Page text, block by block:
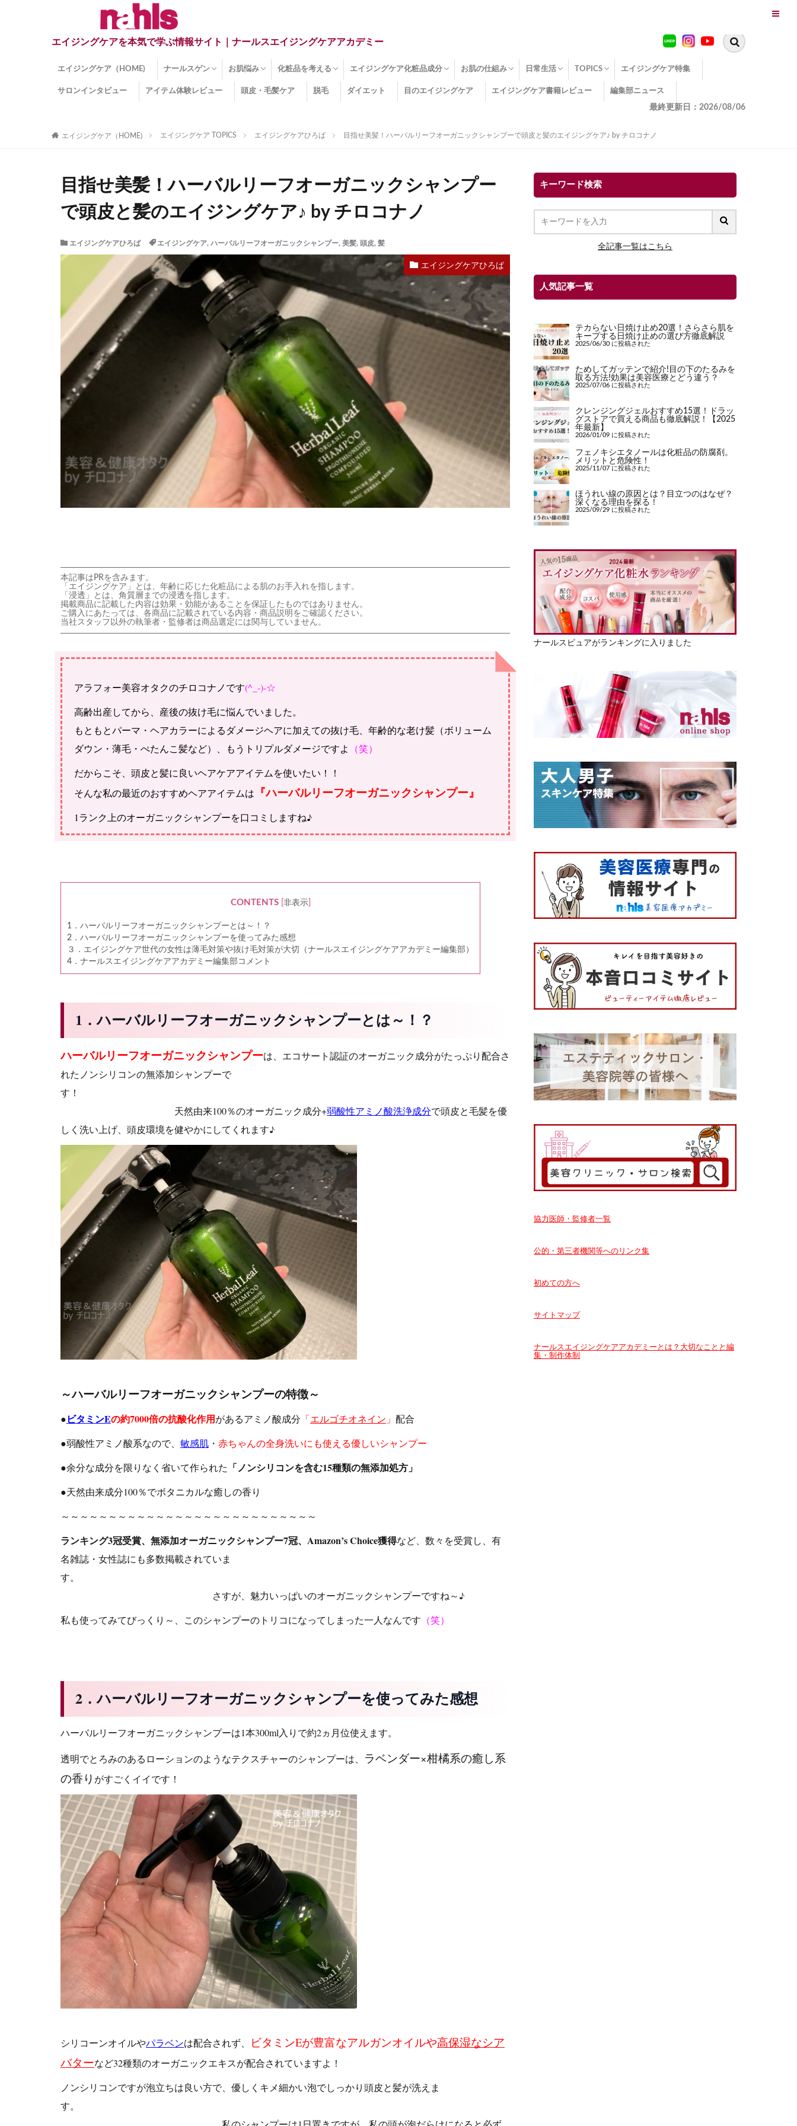
エイジングケアを本気で学ぶ情報サイト｜ナールスエイジングケアアカデミー
エイジングケア（HOME) ナールスゲン
ナールスゲンとは？
ナールスゲン関連成分
お肌悩み
インナードライ肌
くすみ
目の下のクマ
しみ
しわ
顔・頭皮のたるみ
ほうれい線
毛穴
手荒れ
乾燥肌
敏感肌
紫外線ダメージ
薄毛
その他のお肌悩み
化粧品を考える
エイジングケア化粧品
化粧水
美容液
保湿クリーム
酵素洗顔
ハンドクリーム
フェイスマスク
ほうれい線化粧品
コラーゲン化粧品
メイク化粧品
洗顔・クレンジング
オールインワン化粧品
その他の化粧品
エイジングケア化粧品成分
エイジングケア化粧品(成分)
セラミド
ネオダーミル
プロテオグリカン
ビタミンC誘導体
コラーゲン
その他の化粧品成分
お肌の仕組み
エイジング
ターンオーバー
皮下組織
表皮
真皮
表皮常在菌
女性ホルモン
その他
日常生活
糖化
便秘
TOPICS
エイジングケア TOPICS
コラーゲンサプリの効果
エイジングケアクイズ
季節別のエイジングケア
幸福とエイジングケア
温活でアンチエイジング
イオン導入
エイジングケア3つのポイント
エイジングケアセミナー
エイジングケアトピックス
動画でみるエイジングケア
エイジングケア特集
サロンインタビュー アイテム体験レビュー 頭皮・毛髪ケア 脱毛 ダイエット 目のエイジングケア エイジングケア書籍レビュー 編集部ニュース
最終更新日：2026/08/06
エイジングケア（HOME) エイジングケア TOPICS エイジングケアひろば 目指せ美髪！ハーバルリーフオーガニックシャンプーで頭皮と髪のエイジングケア♪ by チロコナノ
目指せ美髪！ハーバルリーフオーガニックシャンプー
で頭皮と髪のエイジングケア♪ by チロコナノ
エイジングケアひろば エイジングケア, ハーバルリーフオーガニックシャンプー, 美髪, 頭皮, 髪
エイジングケアひろば
本記事はPRを含みます。
「エイジングケア」とは、年齢に応じた化粧品による肌のお手入れを指します。
「浸透」とは、角質層までの浸透を指します。
掲載商品に記載した内容は効果・効能があることを保証したものではありません。
ご購入にあたっては、各商品に記載されている内容・商品説明をご確認ください。
当社スタッフ以外の執筆者・監修者は商品選定には関与していません。
アラフォー美容オタクのチロコナノです(^_-)-☆
高齢出産してから、産後の抜け毛に悩んでいました。
もともとパーマ・ヘアカラーによるダメージヘアに加えての抜け毛、年齢的な老け髪（ボリューム
ダウン・薄毛・ぺたんこ髪など）、もうトリプルダメージですよ
（笑）
だからこそ、頭皮と髪に良いヘアケアアイテムを使いたい！！
そんな私の最近のおすすめヘアアイテムは 『ハーバルリーフオーガニックシャンプー』
1ランク上のオーガニックシャンプーを口コミしますね♪
CONTENTS 非表示]
1．ハーバルリーフオーガニックシャンプーとは～！？
2．ハーバルリーフオーガニックシャンプーを使ってみた感想
３．エイジングケア世代の女性は薄毛対策や抜け毛対策が大切（ナールスエイジングケアアカデミー編集部）
4．ナールスエイジングケアアカデミー編集部コメント
1．ハーバルリーフオーガニックシャンプーとは～！？
ハーバルリーフオーガニックシャンプーは、エコサート認証のオーガニック成分がたっぷり配合さ
れたノンシリコンの無添加シャンプーで
す！
天然由来100％のオーガニック成分+弱酸性アミノ酸洗浄成分で頭皮と毛髪を優
しく洗い上げ、頭皮環境を健やかにしてくれます♪
～ハーバルリーフオーガニックシャンプーの特徴～
●ビタミンEの約7000倍の抗酸化作用があるアミノ酸成分 「エルゴチオネイン 」 配合
●弱酸性アミノ酸系なので、 敏感肌 ・ 赤ちゃんの全身洗いにも使える優しいシャンプー
●余分な成分を限りなく省いて作られた 「ノンシリコンを含む15種類の無添加処方」
●天然由来成分100％でボタニカルな癒しの香り
～～～～～～～～～～～～～～～～～～～～～～～～～～～
ランキング3冠受賞、無添加オーガニックシャンプー7冠、Amazon’s Choice獲得など、数々を受賞し、有
名雑誌・女性誌にも多数掲載されていま
す。
さすが、魅力いっぱいのオーガニックシャンプーですね～♪
私も使ってみてびっくり～、このシャンプーのトリコになってしまった一人なんです （笑）
2．ハーバルリーフオーガニックシャンプーを使ってみた感想
ハーバルリーフオーガニックシャンプーは1本300ml入りで約2ヵ月位使えます。
透明でとろみのあるローションのようなテクスチャーのシャンプーは、 ラベンダー×柑橘系の癒し系
の香り がすごくイイです！
シリコーンオイルやパラベンは配合されず、 ビタミンEが豊富なアルガンオイルや高保湿なシア
バターなど32種類のオーガニックエキスが配合されていますよ！
ノンシリコンですが泡立ちは良い方で、優しくキメ細かい泡でしっかり頭皮と髪が洗えま
す。
キーワード検索
全記事一覧はこちら
人気記事一覧
テカらない日焼け止め20選！さらさら肌を
キープする日焼け止めの選び方徹底解説
2025/06/30 に投稿された
ためしてガッテンで紹介!目の下のたるみを
取る方法!効果は美容医療とどう違う？
2025/07/06 に投稿された
クレンジングジェルおすすめ15選！ドラッ
グストアで買える商品も徹底解説！【2025
年最新】
2026/01/09 に投稿された
フェノキシエタノールは化粧品の防腐剤。
メリットと危険性！
2025/11/07 に投稿された
ほうれい線の原因とは？目立つのはなぜ？
深くなる理由を探る！
2025/09/29 に投稿された
ナールスピュアがランキングに入りました
協力医師・監修者一覧
公的・第三者機関等へのリンク集
初めての方へ
サイトマップ
ナールスエイジングケアアカデミーとは？大切なことと編
集・制作体制